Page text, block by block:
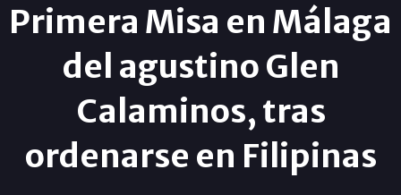
Primera Misa en Málaga
del agustino Glen
Calaminos, tras
ordenarse en Filipinas